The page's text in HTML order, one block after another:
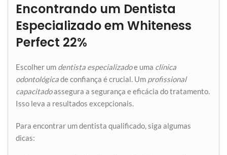
Encontrando um Dentista
Especializado em Whiteness
Perfect 22%
Escolher um dentista especializadoe uma clínica
odontológicade confiança é crucial. Um profissional
capacitadoassegura a segurança e eficácia do tratamento.
Isso leva a resultados excepcionais.
Para encontrar um dentista qualificado, siga algumas
dicas: